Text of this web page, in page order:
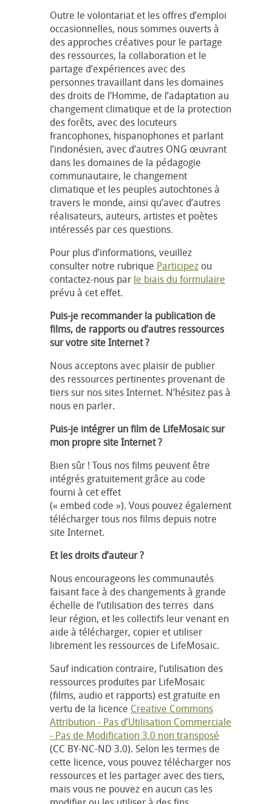
Outre le volontariat et les offres d’emploi
occasionnelles, nous sommes ouverts à
des approches créatives pour le partage
des ressources, la collaboration et le
partage d’expériences avec des
personnes travaillant dans les domaines
des droits de l’Homme, de l’adaptation au
changement climatique et de la protection
des forêts, avec des locuteurs
francophones, hispanophones et parlant
l’indonésien, avec d’autres ONG œuvrant
dans les domaines de la pédagogie
communautaire, le changement
climatique et les peuples autochtones à
travers le monde, ainsi qu’avec d’autres
réalisateurs, auteurs, artistes et poètes
intéressés par ces questions.
Pour plus d’informations, veuillez
consulter notre rubrique Participez ou
contactez-nous par le biais du formulaire
prévu à cet effet.
Puis-je recommander la publication de
films, de rapports ou d’autres ressources
sur votre site Internet ?
Nous acceptons avec plaisir de publier
des ressources pertinentes provenant de
tiers sur nos sites Internet. N’hésitez pas à
nous en parler.
Puis-je intégrer un film de LifeMosaic sur
mon propre site Internet ?
Bien sûr ! Tous nos films peuvent être
intégrés gratuitement grâce au code
fourni à cet effet
(« embed code »). Vous pouvez également
télécharger tous nos films depuis notre
site Internet.
Et les droits d’auteur ?
Nous encourageons les communautés
faisant face à des changements à grande
échelle de l’utilisation des terres dans
leur région, et les collectifs leur venant en
aide à télécharger, copier et utiliser
librement les ressources de LifeMosaic.
Sauf indication contraire, l’utilisation des
ressources produites par LifeMosaic
(films, audio et rapports) est gratuite en
vertu de la licence Creative Commons
Attribution - Pas d’Utilisation Commerciale
- Pas de Modification 3.0 non transposé
(CC BY-NC-ND 3.0). Selon les termes de
cette licence, vous pouvez télécharger nos
ressources et les partager avec des tiers,
mais vous ne pouvez en aucun cas les